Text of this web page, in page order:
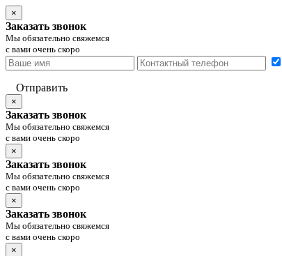
×
Заказать звонок
Мы обязательно свяжемся
с вами очень скоро
Отправить
×
Заказать звонок
Мы обязательно свяжемся
с вами очень скоро
×
Заказать звонок
Мы обязательно свяжемся
с вами очень скоро
×
Заказать звонок
Мы обязательно свяжемся
с вами очень скоро
×